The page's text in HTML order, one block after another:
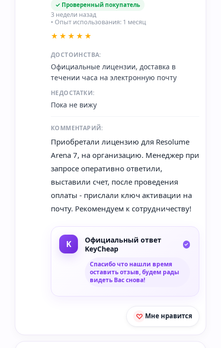
✓ Проверенный покупатель
3 недели назад
• Опыт использования: 1 месяц
★★★★★
ДОСТОИНСТВА:
Официальные лицензии, доставка в
течении часа на электронную почту
НЕДОСТАТКИ:
Пока не вижу
КОММЕНТАРИЙ:
Приобретали лицензию для Resolume
Arena 7, на организацию. Менеджер при
запросе оперативно ответили,
выставили счет, после проведения
оплаты - прислали ключ активации на
почту. Рекомендуем к сотрудничеству!
Официальный ответ
KeyCheap
Спасибо что нашли время
оставить отзыв, будем рады
видеть Вас снова!
Мне нравится